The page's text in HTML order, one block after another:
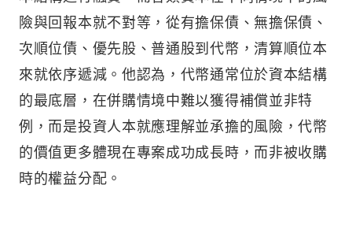
險與回報本就不對等，從有擔保債、無擔保債、
次順位債、優先股、普通股到代幣，清算順位本
來就依序遞減。他認為，代幣通常位於資本結構
的最底層，在併購情境中難以獲得補償並非特
例，而是投資人本就應理解並承擔的風險，代幣
的價值更多體現在專案成功成長時，而非被收購
時的權益分配。